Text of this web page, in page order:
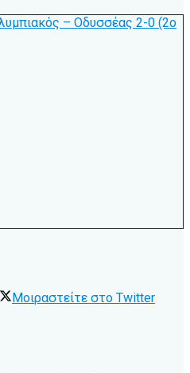
Μοιραστείτε στο Twitter